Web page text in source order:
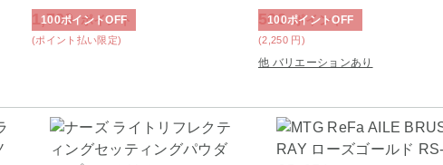
1,700 ポイント
(ポイント払い限定)
100ポイントOFF 500 ポイント
(2,250 円)
100ポイントOFF
他 バリエーションあり